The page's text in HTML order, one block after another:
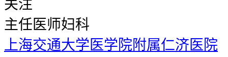
关注
主任医师妇科
上海交通大学医学院附属仁济医院